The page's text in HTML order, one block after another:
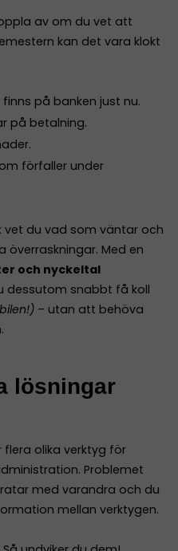
av om du vet att
kan det vara klokt
på banken just nu.
på betalning.
förfaller under
vet du vad som väntar och
överraskningar. Med en
och nyckeltal
dessutom snabbt få koll
– utan att behöva
lösningar
olika verktyg för
Problemet
med varandra och du
mellan verktygen.